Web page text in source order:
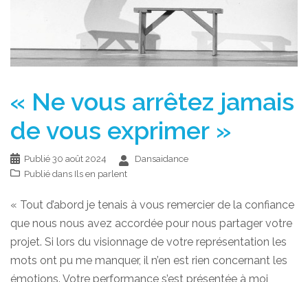
« Ne vous arrêtez jamais
de vous exprimer »
Publié 30 août 2024
Dansaidance
Publié dans Ils en parlent
« Tout d’abord je tenais à vous remercier de la confiance
que nous nous avez accordée pour nous partager votre
projet. Si lors du visionnage de votre représentation les
mots ont pu me manquer, il n’en est rien concernant les
émotions. Votre performance s’est présentée à moi